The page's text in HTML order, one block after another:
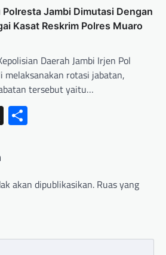
Jambi Dimutasi Dengan
Kasat Reskrim Polres Muaro
Daerah Jambi Irjen Pol
melaksanakan rotasi jabatan,
tersebut yaitu…
X
akan dipublikasikan. Ruas yang